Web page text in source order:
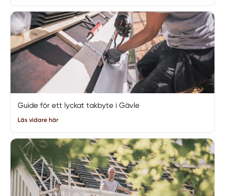
Guide för ett lyckat takbyte i Gävle
Läs vidare här